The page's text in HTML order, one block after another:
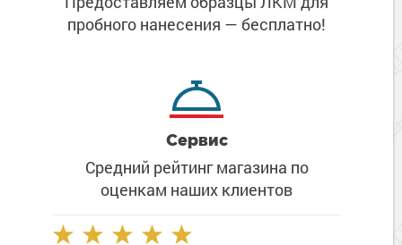
пробного нанесения — бесплатно!
Сервис
Средний рейтинг магазина по
оценкам наших клиентов